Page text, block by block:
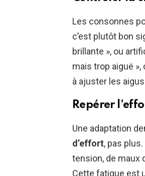
Les consonnes
c’est plutôt bon
brillante », ou
mais trop aiguë
à ajuster les
Repérer
Une adaptation
d’effort, pas
tension, de maux
Cette fatigue est